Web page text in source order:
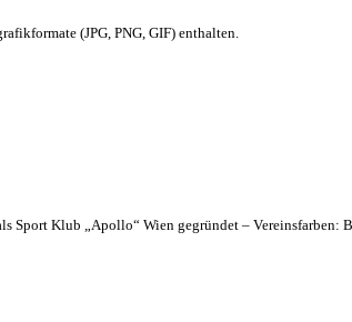
(JPG, PNG, GIF) enthalten.
Sport Klub „Apollo“ Wien gegründet – Vereinsfarben: